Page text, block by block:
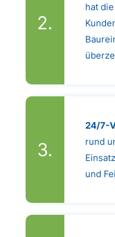
hat
24/7-
rund
und